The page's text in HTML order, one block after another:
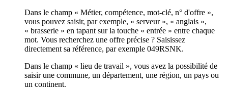
Dans le champ « Métier, compétence, mot-clé, n° d'offre »,
vous pouvez saisir, par exemple, « serveur », « anglais »,
« brasserie » en tapant sur la touche « entrée » entre chaque
mot. Vous recherchez une offre précise ? Saisissez
directement sa référence, par exemple 049RSNK.
Dans le champ « lieu de travail », vous avez la possibilité de
saisir une commune, un département, une région, un pays ou
un continent.